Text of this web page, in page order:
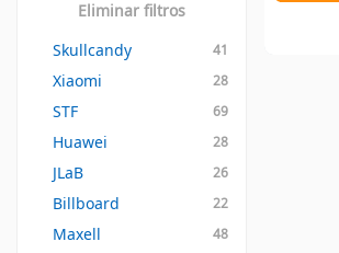
Eliminar filtros
Skullcandy
41
Xiaomi 28
STF 69
Huawei 28
JLaB 26
Billboard 22
Maxell 48